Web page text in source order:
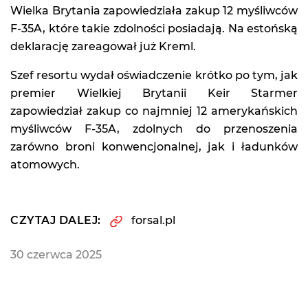
Wielka Brytania zapowiedziała zakup 12 myśliwców
F-35A, które takie zdolności posiadają. Na estońską
deklarację zareagował już Kreml.
Szef resortu wydał oświadczenie krótko po tym, jak
premier Wielkiej Brytanii Keir Starmer
zapowiedział zakup co najmniej 12 amerykańskich
myśliwców F-35A, zdolnych do przenoszenia
zarówno broni konwencjonalnej, jak i ładunków
atomowych.
CZYTAJ DALEJ: forsal.pl
30 czerwca 2025